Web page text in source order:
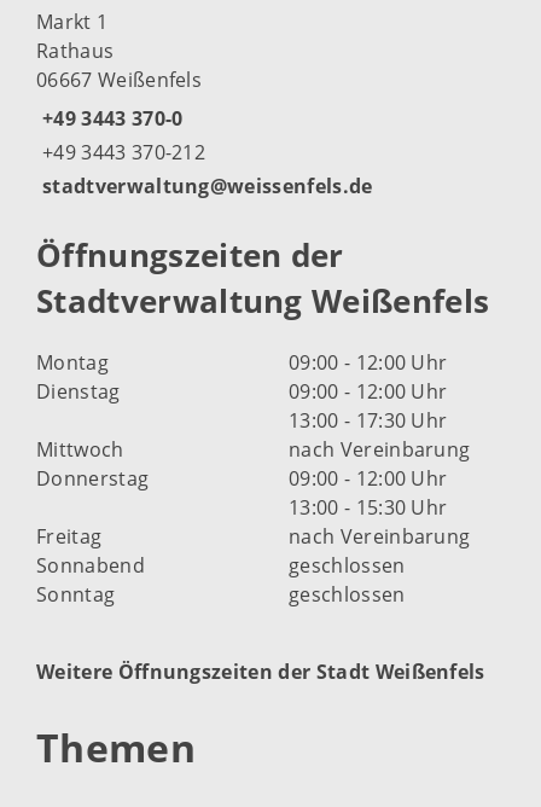
Markt 1
Rathaus
06667 Weißenfels
+49 3443 370-0
+49 3443 370-212
stadtverwaltung@weissenfels.de
Öffnungszeiten der
Stadtverwaltung Weißenfels
Montag
09:00 - 12:00 Uhr
Dienstag
09:00 - 12:00 Uhr
13:00 - 17:30 Uhr
Mittwoch
nach Vereinbarung
Donnerstag
09:00 - 12:00 Uhr
13:00 - 15:30 Uhr
Freitag
nach Vereinbarung
Sonnabend
geschlossen
Sonntag
geschlossen
Weitere Öffnungszeiten der Stadt Weißenfels
Themen